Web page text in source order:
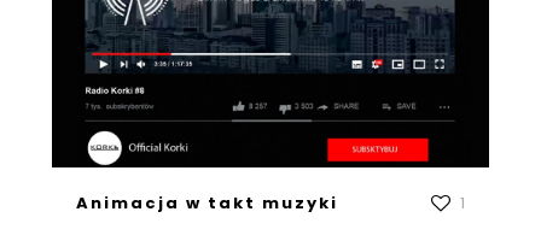
Animacja w takt muzyki 1